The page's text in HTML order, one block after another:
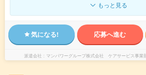
もっと見る
気になる! 応募へ進む
派遣会社 マンパワーグループ株式会社 ケアサービス事業